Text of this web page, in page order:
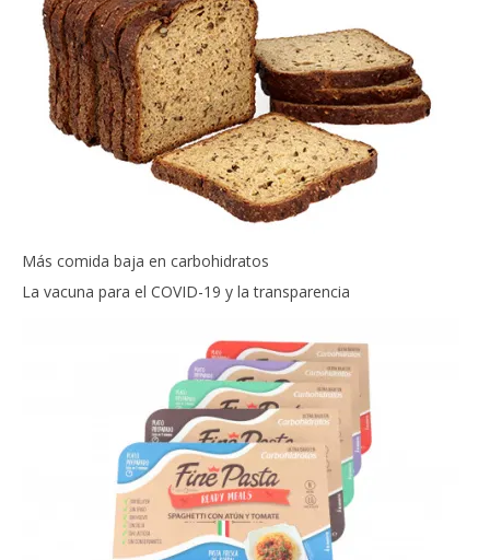
Más comida baja en carbohidratos
La vacuna para el COVID-19 y la transparencia